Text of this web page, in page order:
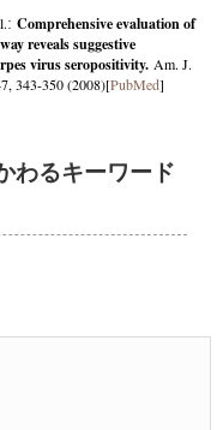
: Comprehensive evaluation of
reveals suggestive
virus seropositivity. Am. J.
343-350 (2008)[PubMed]
わるキーワード